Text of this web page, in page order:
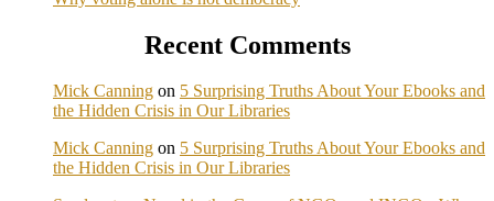
Recent Comments
Mick Canning on 5 Surprising Truths About Your Ebooks and
the Hidden Crisis in Our Libraries
Mick Canning on 5 Surprising Truths About Your Ebooks and
the Hidden Crisis in Our Libraries